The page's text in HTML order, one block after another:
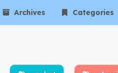
Archives Categories